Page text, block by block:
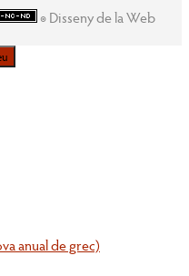
◉ Disseny de la Web
anual de grec)